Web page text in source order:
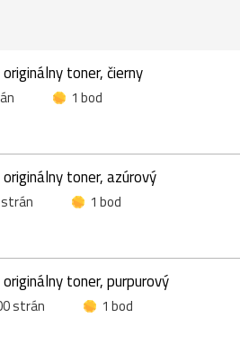
toner, čierny
1 bod
toner, azúrový
1 bod
toner, purpurový
strán
1 bod